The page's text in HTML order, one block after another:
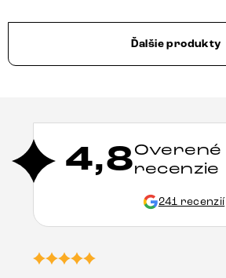
Ďalšie produkty
4,8Overené
recenzie
241 recenzií